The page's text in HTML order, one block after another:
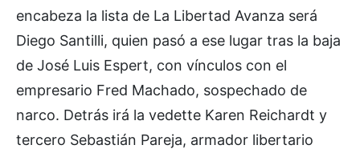
encabeza la lista de La Libertad Avanza será
Diego Santilli, quien pasó a ese lugar tras la baja
de José Luis Espert, con vínculos con el
empresario Fred Machado, sospechado de
narco. Detrás irá la vedette Karen Reichardt y
tercero Sebastián Pareja, armador libertario